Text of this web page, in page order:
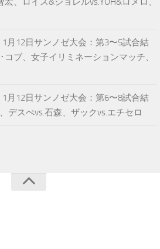
1月12日サンノゼ大会：第3〜5試合結
ブ、女子イリミネーションマッチ、
1月12日サンノゼ大会：第6〜8試合結
デスぺvs.石森、ザックvs.エチセロ